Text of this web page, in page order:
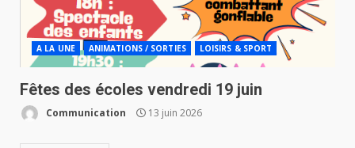
A LA UNE ANIMATIONS / SORTIES LOISIRS & SPORT
Fêtes des écoles vendredi 19 juin
Communication 13 juin 2026